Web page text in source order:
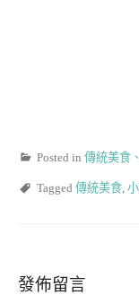
Posted in 傳統美食
Tagged 傳統美食
發佈留言